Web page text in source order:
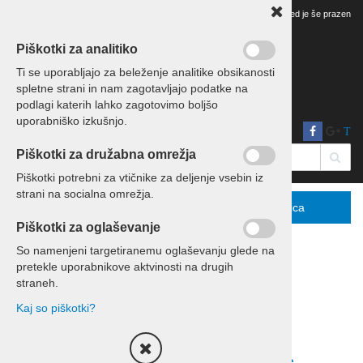
Vaš pregled je še prazen
T
Košarica
Domov
Kolesarjenje
Razvrsti po:
Piškotki za analitiko
Ti se uporabljajo za beleženje analitike obsikanosti
spletne strani in nam zagotavljajo podatke na
podlagi katerih lahko zagotovimo boljšo
uporabniško izkušnjo.
Piškotki za družabna omrežja
Piškotki potrebni za vtičnike za deljenje vsebin iz
strani na socialna omrežja.
Piškotki za oglaševanje
So namenjeni targetiranemu oglaševanju glede na
pretekle uporabnikove aktvinosti na drugih
straneh.
Kaj so piškotki?